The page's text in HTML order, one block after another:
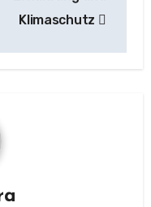
Klimaschutz